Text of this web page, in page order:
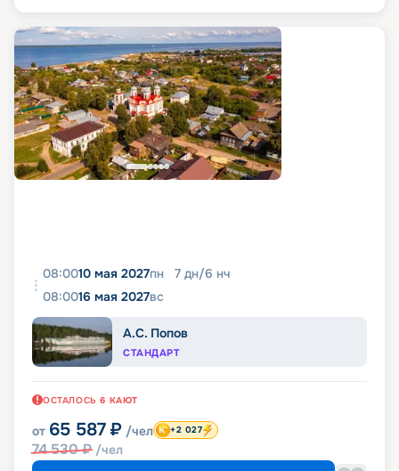
08:0010 мая 2027пн 7 дн/6 нч
08:0016 мая 2027вс
А.С. Попов
СТАНДАРТ
ОСТАЛОСЬ 6 КАЮТ
от 65 587 ₽ /чел
74 530₽ /чел
+2 027